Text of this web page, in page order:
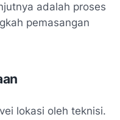
adalah proses
pemasangan
lokasi oleh teknisi.